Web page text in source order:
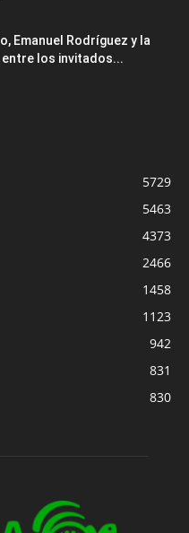
Emanuel Rodríguez y la
entre los invitados...
5729
5463
4373
2466
1458
1123
942
831
830